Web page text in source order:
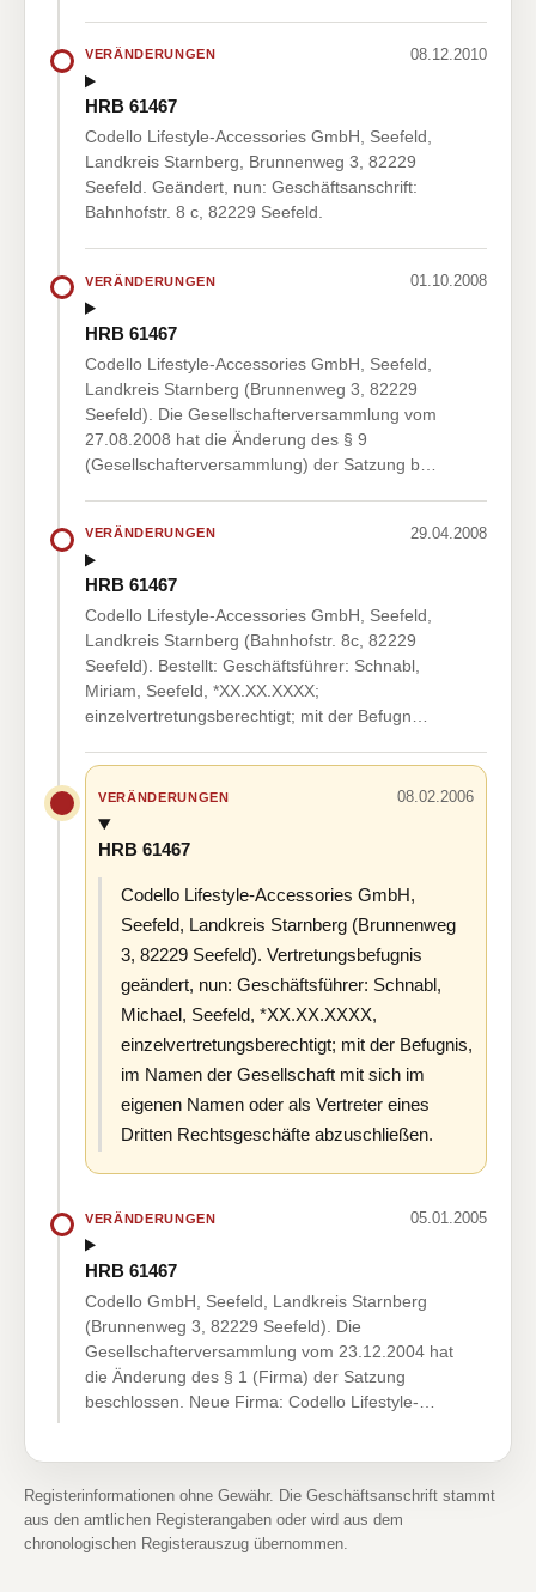
VERÄNDERUNGEN 08.12.2010
HRB 61467
Codello Lifestyle-Accessories GmbH, Seefeld,
Landkreis Starnberg, Brunnenweg 3, 82229
Seefeld. Geändert, nun: Geschäftsanschrift:
Bahnhofstr. 8 c, 82229 Seefeld.
VERÄNDERUNGEN 01.10.2008
HRB 61467
Codello Lifestyle-Accessories GmbH, Seefeld,
Landkreis Starnberg (Brunnenweg 3, 82229
Seefeld). Die Gesellschafterversammlung vom
27.08.2008 hat die Änderung des § 9
(Gesellschafterversammlung) der Satzung b…
VERÄNDERUNGEN 29.04.2008
HRB 61467
Codello Lifestyle-Accessories GmbH, Seefeld,
Landkreis Starnberg (Bahnhofstr. 8c, 82229
Seefeld). Bestellt: Geschäftsführer: Schnabl,
Miriam, Seefeld, *XX.XX.XXXX;
einzelvertretungsberechtigt; mit der Befugn…
VERÄNDERUNGEN 08.02.2006
HRB 61467
Codello Lifestyle-Accessories GmbH,
Seefeld, Landkreis Starnberg (Brunnenweg
3, 82229 Seefeld). Vertretungsbefugnis
geändert, nun: Geschäftsführer: Schnabl,
Michael, Seefeld, *XX.XX.XXXX,
einzelvertretungsberechtigt; mit der Befugnis,
im Namen der Gesellschaft mit sich im
eigenen Namen oder als Vertreter eines
Dritten Rechtsgeschäfte abzuschließen.
VERÄNDERUNGEN 05.01.2005
HRB 61467
Codello GmbH, Seefeld, Landkreis Starnberg
(Brunnenweg 3, 82229 Seefeld). Die
Gesellschafterversammlung vom 23.12.2004 hat
die Änderung des § 1 (Firma) der Satzung
beschlossen. Neue Firma: Codello Lifestyle-…
Registerinformationen ohne Gewähr. Die Geschäftsanschrift stammt
aus den amtlichen Registerangaben oder wird aus dem
chronologischen Registerauszug übernommen.